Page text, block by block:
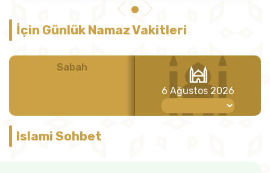
İçin Günlük Namaz Vakitleri
Sabah Öğle
6 Ağustos 2026
Islami Sohbet